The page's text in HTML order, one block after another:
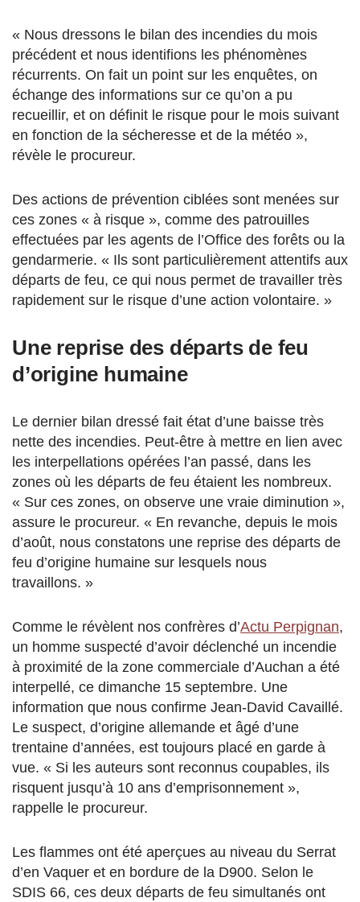
« Nous dressons le bilan des incendies du mois
précédent et nous identifions les phénomènes
récurrents. On fait un point sur les enquêtes, on
échange des informations sur ce qu’on a pu
recueillir, et on définit le risque pour le mois suivant
en fonction de la sécheresse et de la météo »,
révèle le procureur.
Des actions de prévention ciblées sont menées sur
ces zones « à risque », comme des patrouilles
effectuées par les agents de l’Office des forêts ou la
gendarmerie. « Ils sont particulièrement attentifs aux
départs de feu, ce qui nous permet de travailler très
rapidement sur le risque d’une action volontaire. »
Une reprise des départs de feu
d’origine humaine
Le dernier bilan dressé fait état d’une baisse très
nette des incendies. Peut-être à mettre en lien avec
les interpellations opérées l’an passé, dans les
zones où les départs de feu étaient les nombreux.
« Sur ces zones, on observe une vraie diminution »,
assure le procureur. « En revanche, depuis le mois
d’août, nous constatons une reprise des départs de
feu d’origine humaine sur lesquels nous
travaillons. »
Comme le révèlent nos confrères d’Actu Perpignan,
un homme suspecté d’avoir déclenché un incendie
à proximité de la zone commerciale d’Auchan a été
interpellé, ce dimanche 15 septembre. Une
information que nous confirme Jean-David Cavaillé.
Le suspect, d’origine allemande et âgé d’une
trentaine d’années, est toujours placé en garde à
vue. « Si les auteurs sont reconnus coupables, ils
risquent jusqu’à 10 ans d’emprisonnement »,
rappelle le procureur.
Les flammes ont été aperçues au niveau du Serrat
d’en Vaquer et en bordure de la D900. Selon le
SDIS 66, ces deux départs de feu simultanés ont